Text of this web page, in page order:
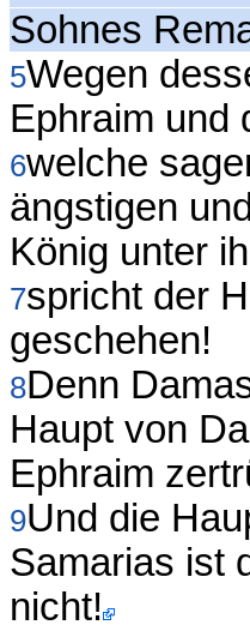
Sohnes
5Wegen
Ephraim und
6welche
ängstigen
König unter
7spricht der
geschehen!
8Denn
Haupt von
Ephraim
9Und die
Samarias ist
nicht!